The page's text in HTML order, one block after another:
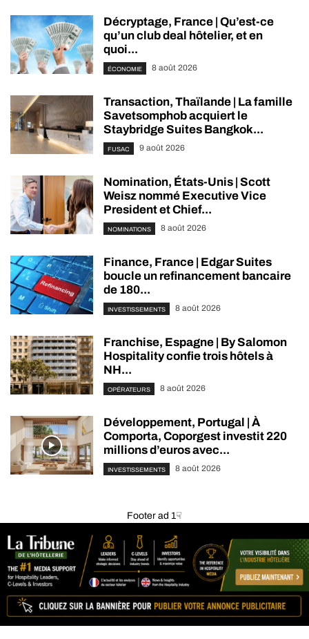
Décryptage, France | Qu’est-ce
qu’un club deal hôtelier, et en
quoi...
ÉCONOMIE 8 août 2026
Transaction, Thaïlande | La famille
Savetsomphob acquiert le
Staybridge Suites Bangkok...
FUSAC 9 août 2026
Nomination, États-Unis | Scott
Weisz nommé Executive Vice
President et Chief...
NOMINATIONS 8 août 2026
Finance, France | Edgar Suites
boucle un refinancement bancaire
de 180...
INVESTISSEMENTS 8 août 2026
Franchise, Espagne | By Salomon
Hospitality confie trois hôtels à
NH...
OPÉRATEURS 8 août 2026
Développement, Portugal | À
Comporta, Coporgest investit 220
millions d’euros avec...
INVESTISSEMENTS 8 août 2026
Footer ad 1☟